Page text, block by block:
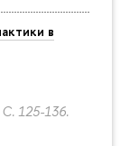
в
С. 125-136.